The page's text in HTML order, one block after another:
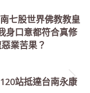
七股世界佛教教皇
身口意都符合真修
業苦果？
站抵達台南永康